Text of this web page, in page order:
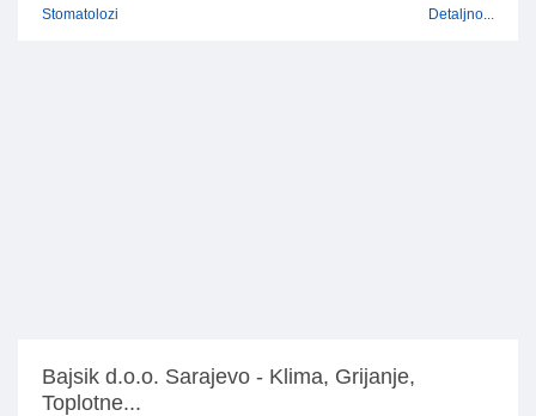
Stomatolozi Detaljno...
Bajsik d.o.o. Sarajevo - Klima, Grijanje,
Toplotne...